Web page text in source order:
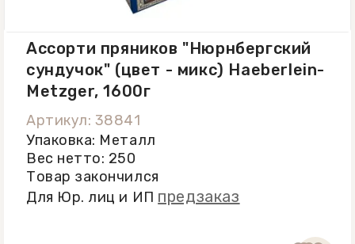
Ассорти пряников "Нюрнбергский
сундучок" (цвет - микс) Haeberlein-
Metzger, 1600г
Артикул: 38841
Упаковка: Металл
Вес нетто: 250
Товар закончился
Для Юр. лиц и ИП предзаказ